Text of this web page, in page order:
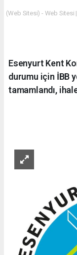
(Web Sitesi) - Web Sitesi
Esenyurt Kent
durumu için İBB
tamamlandı,